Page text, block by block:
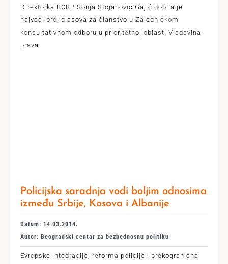
Direktorka BCBP Sonja Stojanović Gajić dobila je
najveći broj glasova za članstvo u Zajedničkom
konsultativnom odboru u prioritetnoj oblasti Vladavina
prava.
Policijska saradnja vodi boljim odnosima
između Srbije, Kosova i Albanije
Datum: 14.03.2014.
Autor: Beogradski centar za bezbednosnu politiku
Evropske integracije, reforma policije i prekogranična